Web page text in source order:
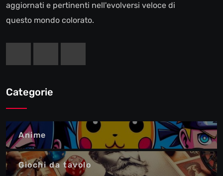
aggiornati e pertinenti nell'evolversi veloce di
questo mondo colorato.
Categorie
Anime
Giochi da tavolo